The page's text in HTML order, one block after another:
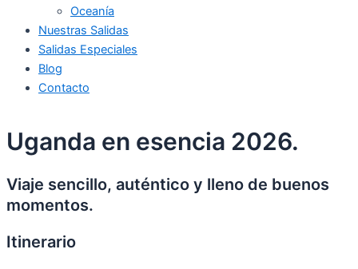
Oceanía
Nuestras Salidas
Salidas Especiales
Blog
Contacto
Uganda en esencia 2026.
Viaje sencillo, auténtico y lleno de buenos
momentos.
Itinerario